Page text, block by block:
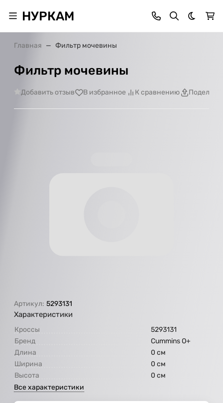
НУРКАМ Темная
Главная Фильтр мочевины
Фильтр мочевины
Добавить отзыв В избранное К сравнению
Артикул: 5293131
Характеристики
Кроссы
5293131
Бренд
Cummins O+
Длина
0 см
Ширина
0 см
Высота
0 см
Все характеристики